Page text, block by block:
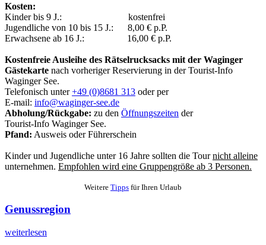
Kosten:
Kinder bis 9 J.: kostenfrei
Jugendliche von 10 bis 15 J.: 8,00 € p.P.
Erwachsene ab 16 J.: 16,00 € p.P.
Kostenfreie Ausleihe des Rätselrucksacks mit der Waginger
Gästekarte nach vorheriger Reservierung in der Tourist-Info
Waginger See.
Telefonisch unter+49 (0)8681 313 oder per
E-mail: info@waginger-see.de
Abholung/Rückgabe: zu den Öffnungszeiten der
Tourist-Info Waginger See.
Pfand: Ausweis oder Führerschein
Kinder und Jugendliche unter 16 Jahre sollten die Tournicht alleine
unternehmen. Empfohlen wird eine Gruppengröße ab 3 Personen.
Weitere Tipps für Ihren Urlaub
Genussregion
weiterlesen